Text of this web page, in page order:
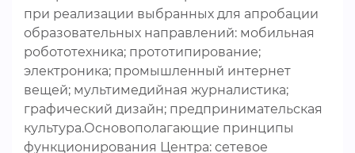
при реализации выбранных для апробации
образовательных направлений: мобильная
робототехника; прототипирование;
электроника; промышленный интернет
вещей; мультимедийная журналистика;
графический дизайн; предпринимательская
культура.Основополагающие принципы
функционирования Центра: сетевое